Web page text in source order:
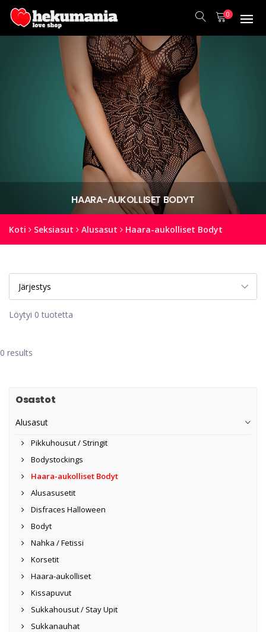
0
HAARA-AUKOLLISET BODYT
Koti Seksiasut Alusasut Haara-aukolliset Bodyt
Löytyi 0 tuotetta
0 results
Osastot
Alusasut
Pikkuhousut / Stringit
Bodystockings
Haara-aukolliset Bodyt
Alusasusetit
Disfraces Halloween
Bodyt
Nahka / Fetissi
Korsetit
Haara-aukolliset
Kissapuvut
Sukkahousut / Stay Upit
Sukkanauhat